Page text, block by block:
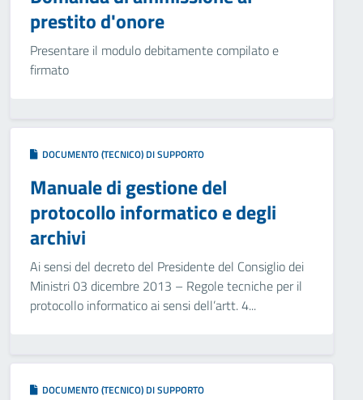
prestito d'onore
Presentare il modulo debitamente compilato e
firmato
DOCUMENTO (TECNICO) DI SUPPORTO
Manuale di gestione del
protocollo informatico e degli
archivi
Ai sensi del decreto del Presidente del Consiglio dei
Ministri 03 dicembre 2013 – Regole tecniche per il
protocollo informatico ai sensi dell’artt. 4...
DOCUMENTO (TECNICO) DI SUPPORTO